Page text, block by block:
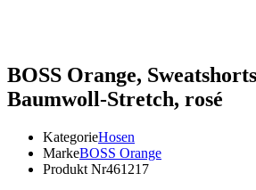
BOSS Orange,
Baumwoll-Stretch, rosé
KategorieHosen
MarkeBOSS Orange
Produkt Nr461217